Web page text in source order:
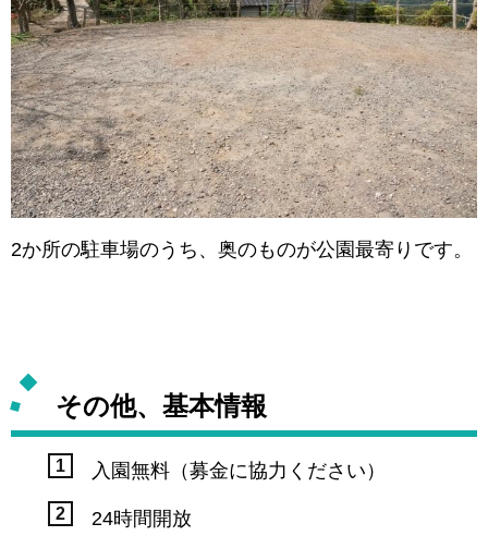
2か所の駐車場のうち、奥のものが公園最寄りです。
その他、基本情報
入園無料（募金に協力ください）
24時間開放